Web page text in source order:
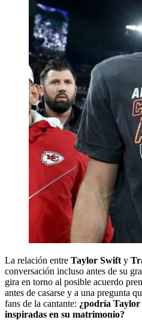
La relación entre Taylor Swift y
conversación incluso antes de su
gira en torno al posible acuerdo
antes de casarse y a una pregunta
fans de la cantante: ¿podría Taylor
inspiradas en su matrimonio?